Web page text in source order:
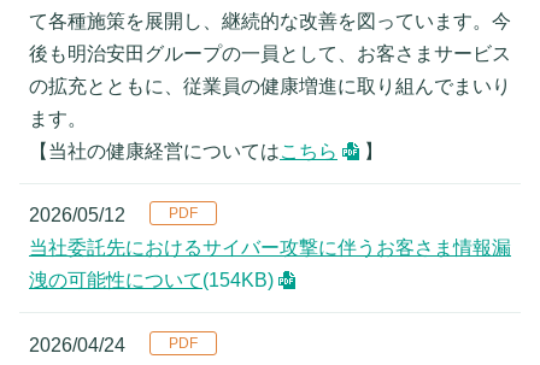
て各種施策を展開し、継続的な改善を図っています。今
後も明治安田グループの一員として、お客さまサービス
の拡充とともに、従業員の健康増進に取り組んでまいり
ます。
【当社の健康経営についてはこちら 】
2026/05/12
当社委託先におけるサイバー攻撃に伴うお客さま情報漏
洩の可能性について(154KB)
2026/04/24